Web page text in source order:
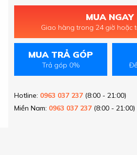
MUA NGAY
Giao hàng trong 24 giờ hoặc
MUA TRẢ GÓP
Trả góp 0%
Hotline: 0963 037 237 (8:00 - 21:00)
Miền Nam: 0963 037 237 (8:00 - 21:00)